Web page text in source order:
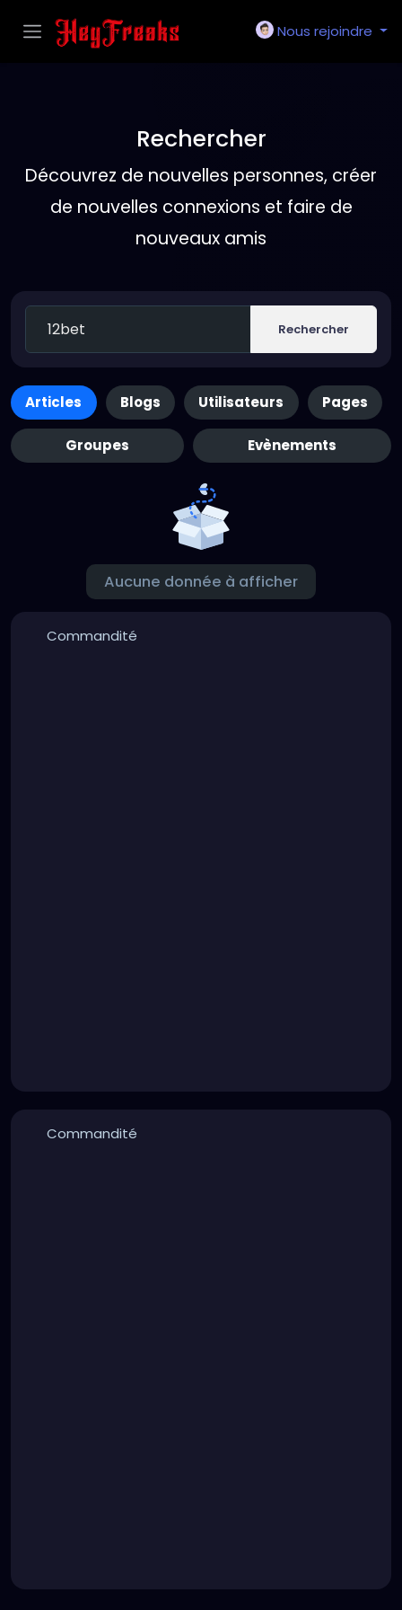
Nous rejoindre
Rechercher
Découvrez de nouvelles personnes, créer
de nouvelles connexions et faire de
nouveaux amis
Rechercher
Articles Blogs Utilisateurs Pages
Groupes Evènements
Aucune donnée à afficher
Commandité
Commandité